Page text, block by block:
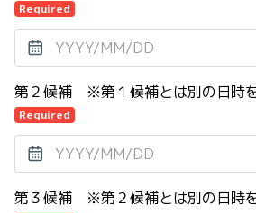
Required
第２候補 ※第１候補とは別の日時
Required
第３候補 ※第２候補とは別の日時